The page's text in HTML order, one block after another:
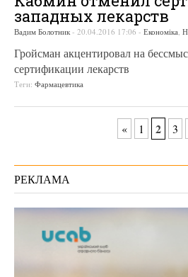
западных лекарств
Вадим Болотник - 20.04.2016 17:06 - Економіка,
Гройсман акцентировал на
сертификации лекарств
Теги: Фармацевтика
« 1 2 3
РЕКЛАМА